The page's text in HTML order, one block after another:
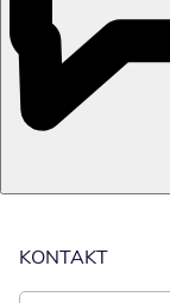
KONTAKT